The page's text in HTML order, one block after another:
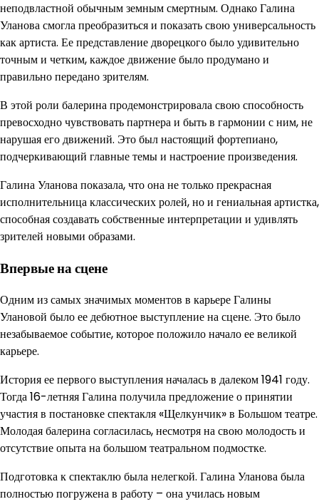
неподвластной обычным земным смертным. Однако Галина
Уланова смогла преобразиться и показать свою универсальность
как артиста. Ее представление дворецкого было удивительно
точным и четким, каждое движение было продумано и
правильно передано зрителям.
В этой роли балерина продемонстрировала свою способность
превосходно чувствовать партнера и быть в гармонии с ним, не
нарушая его движений. Это был настоящий фортепиано,
подчеркивающий главные темы и настроение произведения.
Галина Уланова ​​показала, что она не только прекрасная
исполнительница классических ролей, но и гениальная артистка,
способная создавать собственные интерпретации и удивлять
зрителей новыми образами.
Впервые на сцене
Одним из самых значимых моментов в карьере Галины
Улановой было ее дебютное выступление на сцене. Это было
незабываемое событие, которое положило начало ее великой
карьере.
История ее первого выступления началась в далеком 1941 году.
Тогда 16-летняя Галина получила предложение о принятии
участия в постановке спектакля «Щелкунчик» в Большом театре.
Молодая балерина согласилась, несмотря на свою молодость и
отсутствие опыта на большом театральном подмостке.
Подготовка к спектаклю была нелегкой. Галина Уланова была
полностью погружена в работу – она училась новым